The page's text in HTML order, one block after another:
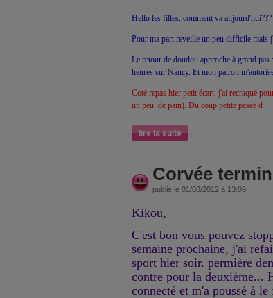
Hello les filles, comment va aujourd'hui???
Pour ma part reveille un peu difficile mais
Le retour de doudou approche à grand
heures sur Nancy. Et mon patron
Coté repas hier petit écart, j'ai recraqué
un peu de pain). Du coup petite pesée d
lire la suite
Corvée
publié le 01/08/2012 à 13:09
Kikou,
C'est bon vous pouvez
semaine prochaine, j'ai
sport hier soir. permière
contre pour la deuxième...
connecté et m'a poussé à le